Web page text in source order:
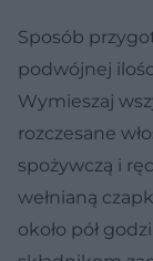
Sposób
podwójnej
Wymieszaj
rozczesane
spożywczą i
wełnianą
około pół